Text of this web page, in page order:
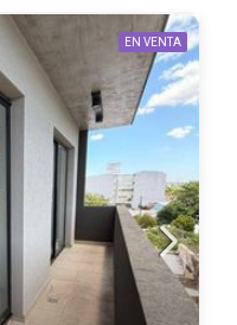
EN VENTA